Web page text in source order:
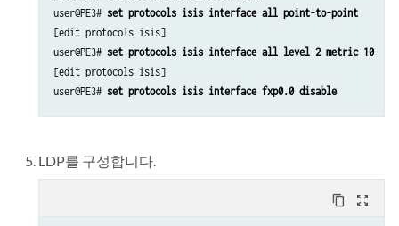
user@PE3# set protocols isis interface all point-to-point
[edit protocols isis]
user@PE3# set protocols isis interface all level 2 metric 10
[edit protocols isis]
user@PE3# set protocols isis interface fxp0.0 disable
LDP를 구성합니다.
content_copy zoom_out_map